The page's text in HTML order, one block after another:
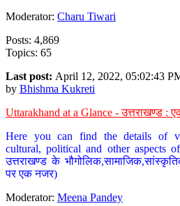
Moderator: Charu Tiwari
Posts: 4,869
Topics: 65
Last post: April 12, 2022, 05:02:43
by Bhishma Kukreti
Uttarakhand at a Glance - उत्तराखण्ड :
Here you can find the details of
cultural, political and other aspects
उत्तराखण्ड के
पर एक नजर)
Moderator: Meena Pandey